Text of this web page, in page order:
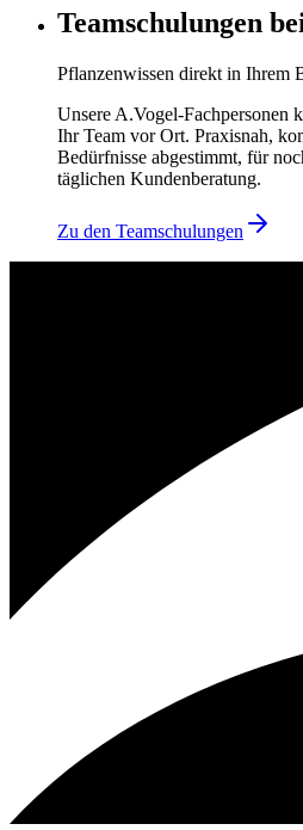
Teamschulungen
Pflanzenwissen direkt in Ihrem
Unsere A.Vogel‑Fachpersonen
Ihr Team vor Ort. Praxisnah,
Bedürfnisse abgestimmt, für
täglichen Kundenberatung.
Zu den Teamschulungen